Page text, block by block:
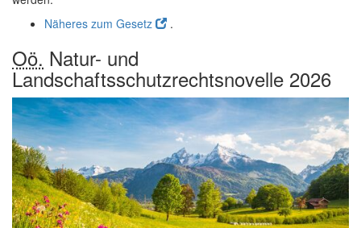
Näheres zum Gesetz
.
Oö. Natur- und
Landschaftsschutzrechtsnovelle 2026